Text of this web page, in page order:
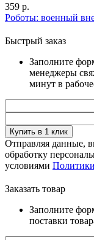
359 р.
Роботы: военный
Быстрый заказ
Заполните
менеджеры
минут в
Купить в 1 клик
Отправляя данные,
обработку
условиями
Заказать товар
Заполните
поставки